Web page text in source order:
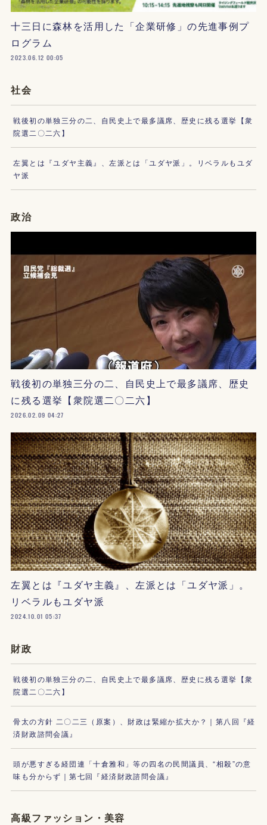
十三日に森林を活用した「企業研修」の先進事例プ
ログラム
2023.06.12 00:05
社会
戦後初の単独三分の二、自民史上で最多議席、歴史に残る選挙【衆
院選二〇二六】
左翼とは『ユダヤ主義』、左派とは「ユダヤ派」。リベラルもユダ
ヤ派
政治
戦後初の単独三分の二、自民史上で最多議席、歴史
に残る選挙【衆院選二〇二六】
2026.02.09 04:27
左翼とは『ユダヤ主義』、左派とは「ユダヤ派」。
リベラルもユダヤ派
2024.10.01 05:37
財政
戦後初の単独三分の二、自民史上で最多議席、歴史に残る選挙【衆
院選二〇二六】
骨太の方針 二〇二三（原案）、財政は緊縮か拡大か？｜第八回『経
済財政諮問会議』
頭が悪すぎる経団連「十倉雅和」等の四名の民間議員、“相殺”の意
味も分からず｜第七回『経済財政諮問会議』
高級ファッション・美容